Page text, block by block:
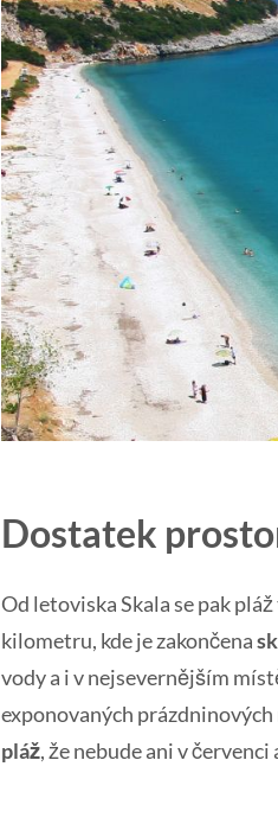
Dostatek
Od letoviska Skala se pak
kilometru, kde je zakončena
vody a i v nejsevernějším
exponovaných
pláž, že nebude ani v červenci